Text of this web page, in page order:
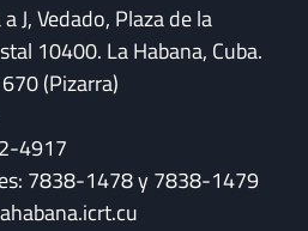
J, Vedado, Plaza de la
10400. La Habana, Cuba.
(Pizarra)
4917
7838-1478 y 7838-1479